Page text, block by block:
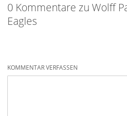
0 Kommentare zu Wolff
Eagles
KOMMENTAR VERFASSEN